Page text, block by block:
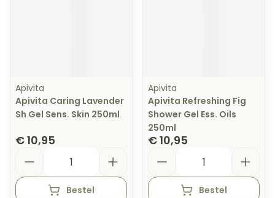
Apivita
Apivita Caring Lavender
Sh Gel Sens. Skin 250ml
€ 10,95
Bestel
Apivita
Apivita Refreshing Fig
Shower Gel Ess. Oils
250ml
€ 10,95
Bestel